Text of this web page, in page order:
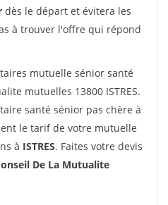
dès le départ et évitera les
à trouver l'offre qui répond
mutuelle sénior santé
mutuelles 13800 ISTRES.
santé sénior pas chère à
le tarif de votre mutuelle
à ISTRES. Faites votre devis
De La Mutualite